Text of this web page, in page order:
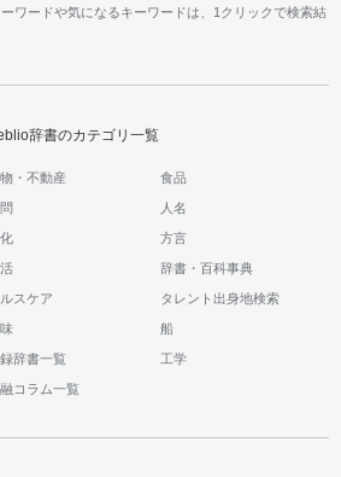
ワードや気になるキーワードは、1クリックで検索結
辞書のカテゴリ一覧
・不動産 食品
人名
方言
辞書・百科事典
スケア タレント出身地検索
船
辞書一覧 工学
コラム一覧